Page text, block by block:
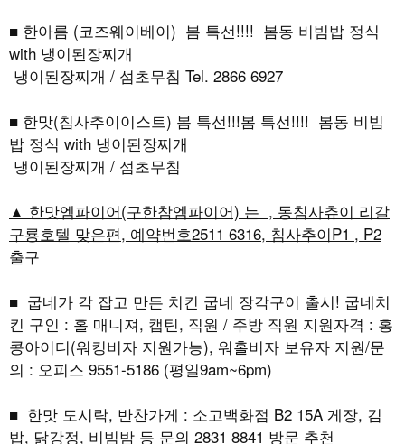
■ 한아름 (코즈웨이베이) 봄 특선!!!! 봄동 비빔밥 정식
with 냉이된장찌개
냉이된장찌개 / 섬초무침 Tel. 2866 6927
■ 한맛(침사추이이스트) 봄 특선!!!봄 특선!!!! 봄동 비빔
밥 정식 with 냉이된장찌개
냉이된장찌개 / 섬초무침
▲ 한맛엠파이어(구한참엠파이어) 는 , 동침사츄이 리갈
구룡호텔 맞은편, 예약번호2511 6316, 침사추이P1 , P2
출구
■ 굽네가 각 잡고 만든 치킨 굽네 장각구이 출시! 굽네치
킨 구인 : 홀 매니져, 캡틴, 직원 / 주방 직원 지원자격 : 홍
콩아이디(워킹비자 지원가능), 워홀비자 보유자 지원/문
의 : 오피스 9551-5186 (평일9am~6pm)
■ 한맛 도시락, 반찬가게 : 소고백화점 B2 15A 게장, 김
밥, 닭강정, 비빔밤 등 문의 2831 8841 방문 추천